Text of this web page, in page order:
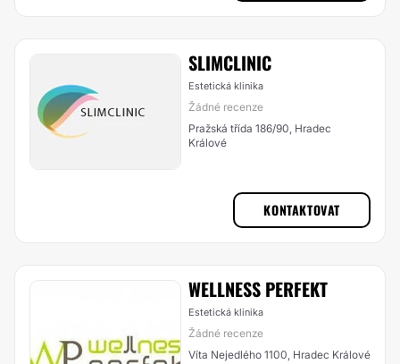
SLIMCLINIC
Estetická klinika
Žádné recenze
Pražská třída 186/90, Hradec
Králové
KONTAKTOVAT
WELLNESS PERFEKT
Estetická klinika
Žádné recenze
Víta Nejedlého 1100, Hradec Králové